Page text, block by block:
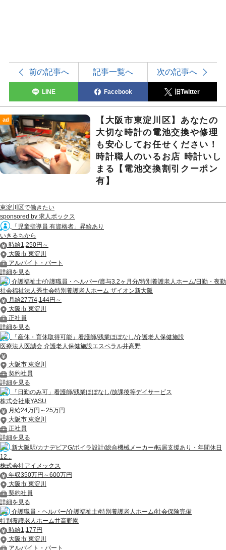
前の記事へ 記事一覧へ 次の記事へ
LINE Facebook 旧Twitter
ad
【大阪市東淀川区】あなたの
大切な時計の電池交換や修理
も安心してお任せください！
時計職人のいるお店 時計いし
まる【電池交換割引クーポン
有】
東淀川区で働きたい
sponsored by 求人ボックス
「児童指導員 有資格者」昇給あり
いきるちから
時給1,250円～
大阪市 東淀川
アルバイト・パート
詳細を見る
介護福祉士/介護職員・ヘルパー/賞与3.2ヶ月分/特別養護老人ホーム/日勤・夜勤
社会福祉法人秀生会特別養護老人ホーム ザイオン新大阪
月給27万4,144円～
大阪市 東淀川
正社員
詳細を見る
「産休・育休取得可能」看護師/残業ほぼなし/介護老人保健施設
医療法人医誠会 介護老人保健施設エスペラル井高野
大阪市 東淀川
契約社員
詳細を見る
「日勤のみ可」看護師/残業ほぼなし/放課後等デイサービス
株式会社康YASU
月給24万円～25万円
大阪市 東淀川
正社員
詳細を見る
新大阪駅/カナデビアG/ボイラ設計/総合機械メーカー/転居支援あり・年間休日
12...
株式会社アイメックス
年収350万円～600万円
大阪市 東淀川
契約社員
詳細を見る
介護職員・ヘルパー/介護福祉士/特別養護老人ホーム/社会保険完備
特別養護老人ホーム井高野園
時給1,177円
大阪市 東淀川
アルバイト・パート